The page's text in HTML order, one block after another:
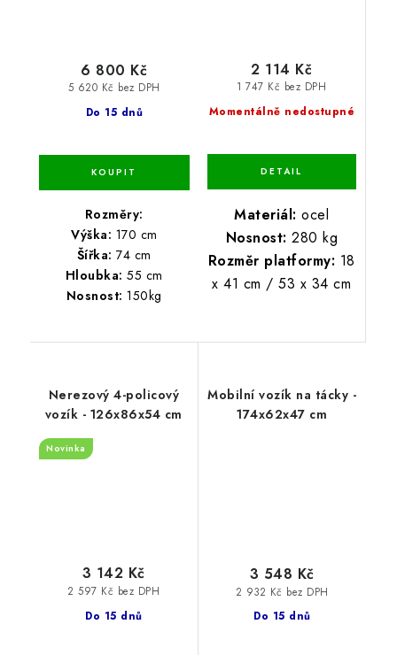
Do 15 dnů
5 620 Kč bez DPH
6 800 Kč
Rozměry:
Výška: 170 cm
Šířka: 74 cm
Hloubka: 55 cm
Nosnost: 150kg
Momentálně nedostupné
1 747 Kč bez DPH
2 114 Kč
Materiál: ocel
Nosnost: 280 kg
Rozměr platformy: 18
x 41 cm / 53 x 34 cm
Nerezový 4-policový
vozík - 126x86x54 cm
Novinka
Do 15 dnů
2 597 Kč bez DPH
3 142 Kč
Mobilní vozík na tácky -
174x62x47 cm
Do 15 dnů
2 932 Kč bez DPH
3 548 Kč